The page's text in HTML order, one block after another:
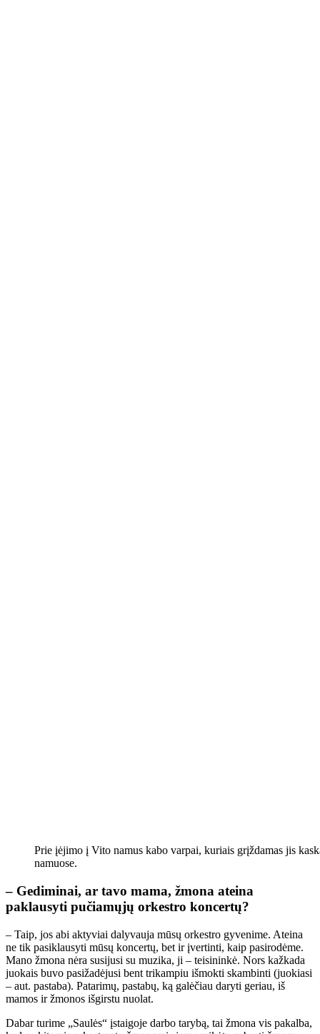
Prie įėjimo į Vito namus kabo varpai, kuriais grįždamas jis
namuose.
– Gediminai, ar tavo mama, žmona ateina
paklausyti pučiamųjų orkestro koncertų?
– Taip, jos abi aktyviai dalyvauja mūsų orkestro gyvenime. Ateina
ne tik pasiklausyti mūsų koncertų, bet ir įvertinti, kaip pasirodėme.
Mano žmona nėra susijusi su muzika, ji – teisininkė. Nors kažkada
juokais buvo pasižadėjusi bent trikampiu išmokti skambinti (juokiasi
– aut. pastaba). Patarimų, pastabų, ką galėčiau daryti geriau, iš
mamos ir žmonos išgirstu nuolat.
Dabar turime „Saulės“ įstaigoje darbo tarybą, tai žmona vis pakalba,